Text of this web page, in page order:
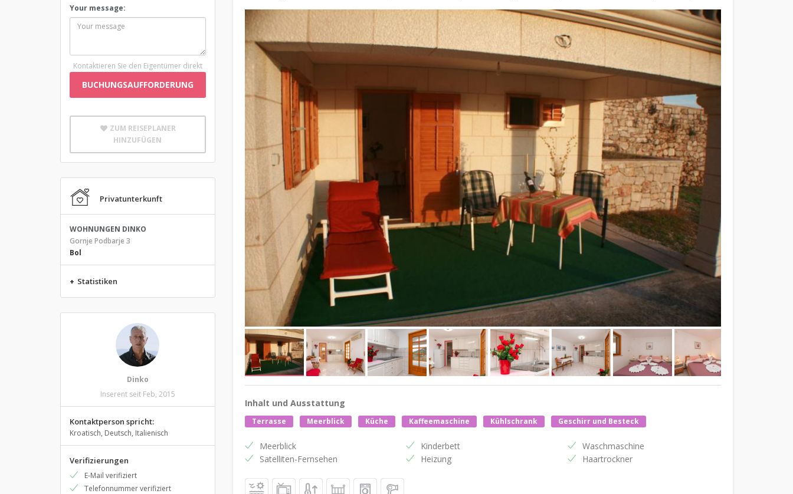
Your message:
Kontaktieren Sie den Eigentümer direkt
BUCHUNGSAUFFORDERUNG
ZUM REISEPLANER
HINZUFÜGEN
Privatunterkunft
WOHNUNGEN DINKO
Gornje Podbarje 3
Bol
+ Statistiken
Dinko
Inserent seit Feb, 2015
Kontaktperson spricht:
Kroatisch, Deutsch, Italienisch
Verifizierungen
E-Mail verifiziert
Telefonnummer verifiziert
Inhalt und Ausstattung
Terrasse Meerblick Küche Kaffeemaschine Kühlschrank Geschirr und Besteck
Meerblick
Satelliten-Fernsehen
Kinderbett
Heizung
Waschmaschine
Haartrockner